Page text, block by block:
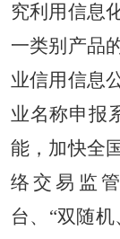
究利用信息
一类别产品
业信用信息
业名称申报
能，加快全
络交易监
台、“双随